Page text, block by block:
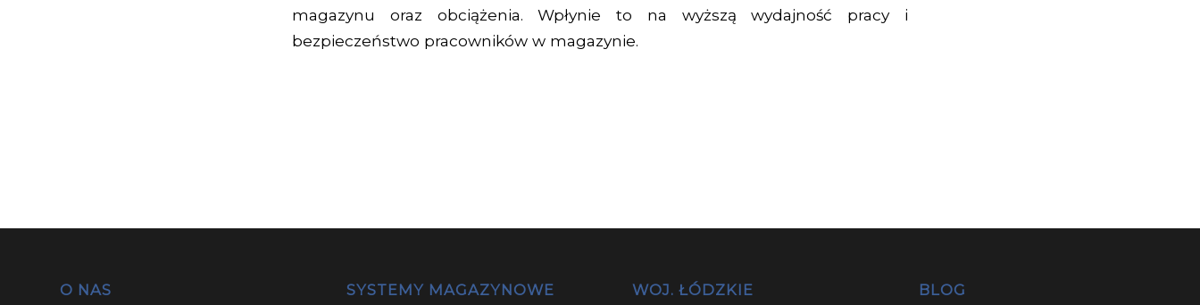
magazynu oraz obciążenia. Wpłynie to na wyższą wydajność pracy i
bezpieczeństwo pracowników w magazynie.
O NAS SYSTEMY MAGAZYNOWE WOJ. ŁÓDZKIE BLOG